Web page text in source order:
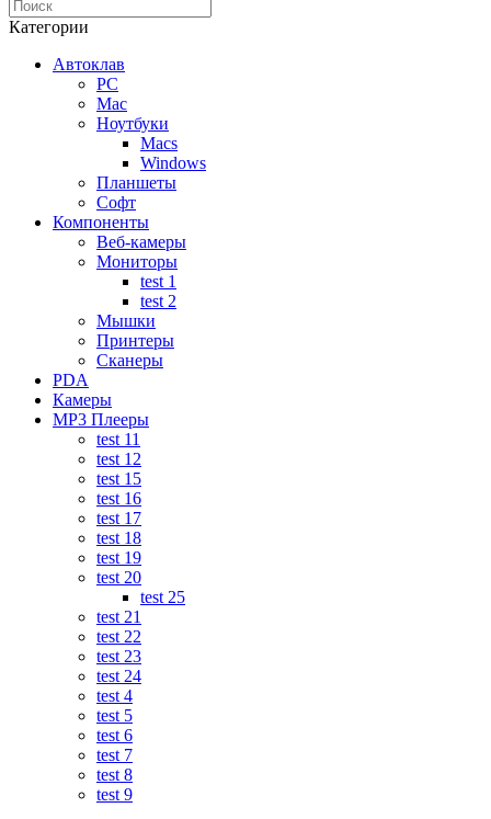
Категории
Автоклав
PC
Mac
Ноутбуки
Macs
Windows
Планшеты
Софт
Компоненты
Веб-камеры
Мониторы
test 1
test 2
Мышки
Принтеры
Сканеры
PDA
Камеры
MP3 Плееры
test 11
test 12
test 15
test 16
test 17
test 18
test 19
test 20
test 25
test 21
test 22
test 23
test 24
test 4
test 5
test 6
test 7
test 8
test 9